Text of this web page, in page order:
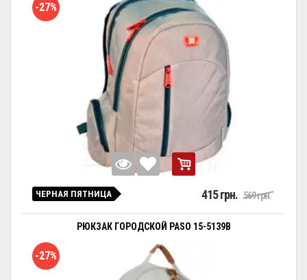
-27%
ЧЕРНАЯ ПЯТНИЦА 415 грн. 569 грн.
РЮКЗАК ГОРОДСКОЙ PASO 15-5139B
-27%